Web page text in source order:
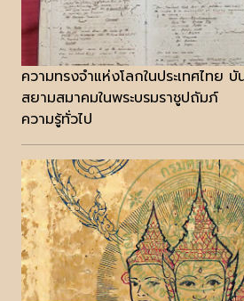
ความทรงจำแห่งโลกในประเทศไทย
สยามสมาคมในพระบรมราชูปถัมภ์
ความรู้ทั่วไป